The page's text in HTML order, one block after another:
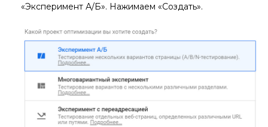
«Эксперимент А/Б». Нажимаем «Создать».